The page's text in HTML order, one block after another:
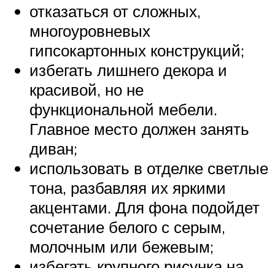
отказаться от сложных,
многоуровневых
гипсокартонных конструкций;
избегать лишнего декора и
красивой, но не
функциональной мебели.
Главное место должен занять
диван;
использовать в отделке светлые
тона, разбавляя их яркими
акцентами. Для фона подойдет
сочетание белого с серым,
молочным или бежевым;